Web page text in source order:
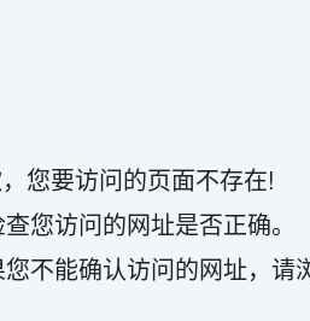
您要访问的页面不存在!
您访问的网址是否正确。
不能确认访问的网址，请